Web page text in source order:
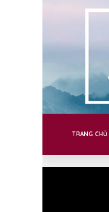
TRANG CHỦ